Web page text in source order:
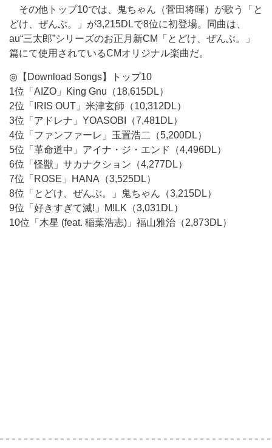
その他トップ10では、鬼ちゃん（菅田将暉）が歌う「と
どけ、ぜんぶ。」が3,215DLで8位に初登場。同曲は、
au“三太郎”シリーズのお正月新CM「とどけ、ぜんぶ。」
篇にて使用されているCMオリジナル楽曲だ。
◎【Download Songs】トップ10
1位「AIZO」King Gnu（18,615DL）
2位「IRIS OUT」米津玄師（10,312DL）
3位「アドレナ」YOASOBI（7,481DL）
4位「ファンファーレ」玉置浩二（5,200DL）
5位「革命道中」アイナ・ジ・エンド（4,496DL）
6位「怪獣」サカナクション（4,277DL）
7位「ROSE」HANA（3,525DL）
8位「とどけ、ぜんぶ。」鬼ちゃん（3,215DL）
9位「好きすぎて滅!」M!LK（3,031DL）
10位「木星 (feat. 稲葉浩志)」福山雅治（2,873DL）